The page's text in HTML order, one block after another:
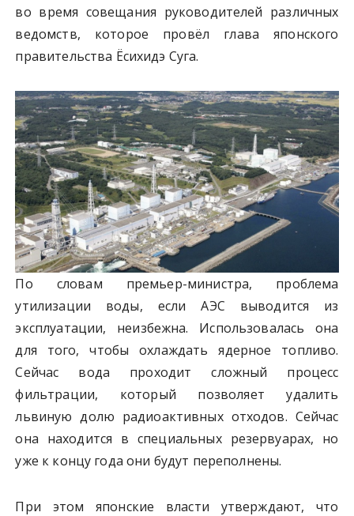
во время совещания руководителей различных
ведомств, которое провёл глава японского
правительства Ёсихидэ Суга.
По словам премьер-министра, проблема
утилизации воды, если АЭС выводится из
эксплуатации, неизбежна. Использовалась она
для того, чтобы охлаждать ядерное топливо.
Сейчас вода проходит сложный процесс
фильтрации, который позволяет удалить
львиную долю радиоактивных отходов. Сейчас
она находится в специальных резервуарах, но
уже к концу года они будут переполнены.
При этом японские власти утверждают, что